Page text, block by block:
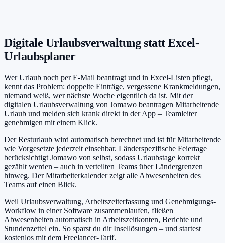
Digitale Urlaubsverwaltung statt Excel-
Urlaubsplaner
Wer Urlaub noch per E-Mail beantragt und in Excel-Listen pflegt,
kennt das Problem: doppelte Einträge, vergessene Krankmeldungen,
niemand weiß, wer nächste Woche eigentlich da ist. Mit der
digitalen Urlaubsverwaltung von Jomawo beantragen Mitarbeitende
Urlaub und melden sich krank direkt in der App – Teamleiter
genehmigen mit einem Klick.
Der Resturlaub wird automatisch berechnet und ist für Mitarbeitende
wie Vorgesetzte jederzeit einsehbar. Länderspezifische Feiertage
berücksichtigt Jomawo von selbst, sodass Urlaubstage korrekt
gezählt werden – auch in verteilten Teams über Ländergrenzen
hinweg. Der Mitarbeiterkalender zeigt alle Abwesenheiten des
Teams auf einen Blick.
Weil Urlaubsverwaltung, Arbeitszeiterfassung und Genehmigungs-
Workflow in einer Software zusammenlaufen, fließen
Abwesenheiten automatisch in Arbeitszeitkonten, Berichte und
Stundenzettel ein. So sparst du dir Insellösungen – und startest
kostenlos mit dem Freelancer-Tarif.